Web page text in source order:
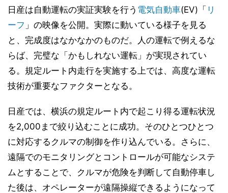
日産は自動運転の実証実験を行う 電気自動車(EV)「 リ
ーフ 」の映像を公開。実際に動いている様子を見る
と、完成度はなかなかのものだ。人の運転で例えるな
らば、完璧な「かもしれない運転」が実現されてい
る。規定ルート内走行を実施する上では、高度な運転
技術が重要なファクターとなる。
日産では、横浜の規定ルート内で起こり得る運転状況
を2,000まで絞り込むことに成功。そのひとつひとつ
に対応するクルマの制御を作り込んでいる。さらに、
遠隔でのモニタリングとコントロールが可能なシステ
ムとすることで、クルマが危険を判断して自動停車し
た後は、オペレーターが遠隔操縦できるようになって